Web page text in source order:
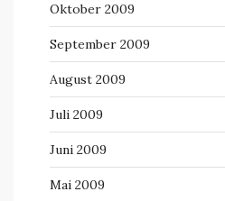
Oktober 2009
September 2009
August 2009
Juli 2009
Juni 2009
Mai 2009